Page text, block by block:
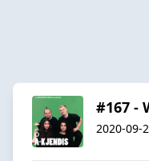
#167 -
2020-09-